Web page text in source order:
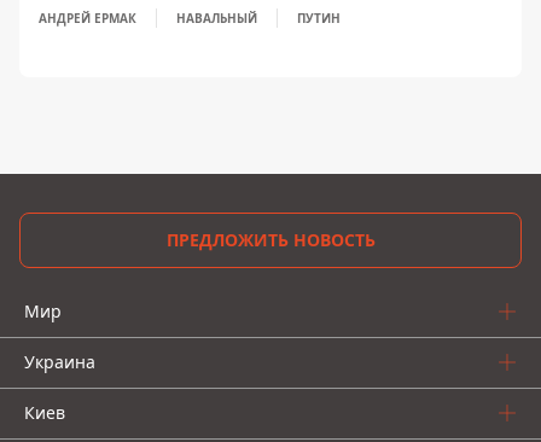
АНДРЕЙ ЕРМАК НАВАЛЬНЫЙ ПУТИН
ПРЕДЛОЖИТЬ НОВОСТЬ
Мир
Украина
Киев